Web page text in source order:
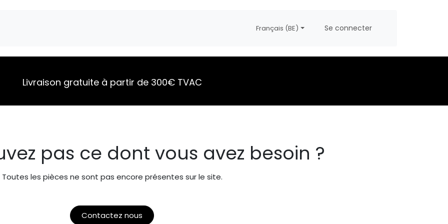
Postes
Français (BE) Se connecter
Livraison gratuite à partir de 300€ TVAC
pas ce dont vous avez besoin ?
Toutes les pièces ne sont pas encore présentes sur le site.
Contactez nous